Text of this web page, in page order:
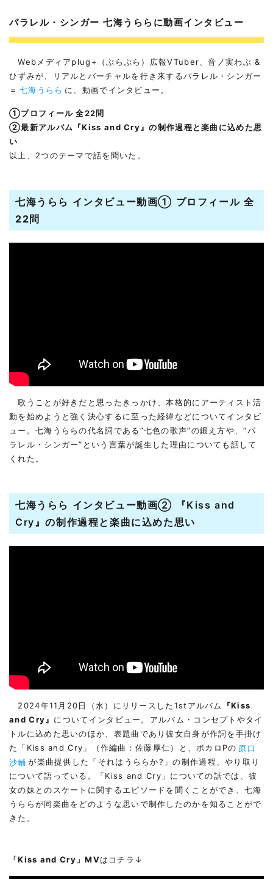
パラレル・シンガー 七海うららに動画インタビュー
Webメディアplug+（ぷらぷら）広報VTuber、音ノ実わぶ &
ひずみが、リアルとバーチャルを行き来するパラレル・シンガー
＝ 七海うらら に、動画でインタビュー。
①プロフィール 全22問
②最新アルバム『Kiss and Cry』の制作過程と楽曲に込めた思
い
以上、2つのテーマで話を聞いた。
七海うらら インタビュー動画① プロフィール 全
22問
歌うことが好きだと思ったきっかけ、本格的にアーティスト活
動を始めようと強く決心するに至った経緯などについてインタビ
ュー。七海うららの代名詞である“七色の歌声”の鍛え方や、“パ
ラレル・シンガー”という言葉が誕生した理由についても話して
くれた。
七海うらら インタビュー動画② 『Kiss and
Cry』の制作過程と楽曲に込めた思い
2024年11月20日（水）にリリースした1stアルバム
『Kiss
and Cry』 についてインタビュー。アルバム・コンセプトやタイ
トルに込めた思いのほか、表題曲であり彼女自身が作詞を手掛け
た「Kiss and Cry」（作編曲：佐藤厚仁）と、ボカロPの 原口
沙輔 が楽曲提供した「それはうららか?」の制作過程、やり取り
について語っている。「Kiss and Cry」についての話では、彼
女の妹とのスケートに関するエピソードを聞くことができ、七海
うららが同楽曲をどのような思いで制作したのかを知ることがで
きた。
「Kiss and Cry」MVはコチラ↓